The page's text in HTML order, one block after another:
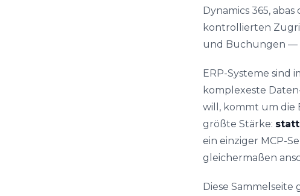
Dynamics 365,
kontrollierten
und Buchungen —
ERP-Systeme sind
komplexeste
will, kommt um die
größte Stärke:
ein einziger MCP-
gleichermaßen
Diese